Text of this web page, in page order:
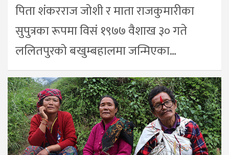
पिता शंकरराज जोशी र माता राजकुमारीका
सुपुत्रका रूपमा विसं १९७७ वैशाख ३० गते
ललितपुरको बखुम्बहालमा जन्मिएका…